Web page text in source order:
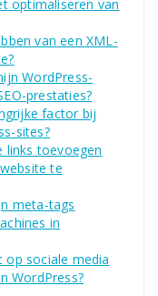
optimaliseren van
van een XML-
WordPress-
prestaties?
factor bij
sites?
links toevoegen
te
meta-tags
in
op sociale media
WordPress?